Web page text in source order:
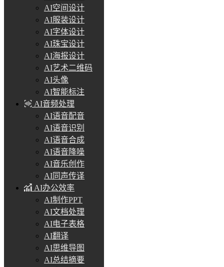
AI空间设计
AI服装设计
AI字体设计
AI珠宝设计
AI海报设计
AI艺术二维码
AI头像
AI智能标注
AI音频处理
AI语音配音
AI语音识别
AI语音合成
AI语音降噪
AI音乐创作
AI同声传译
AI办公效率
AI制作PPT
AI文档处理
AI电子表格
AI翻译
AI思维导图
AI总结摘要